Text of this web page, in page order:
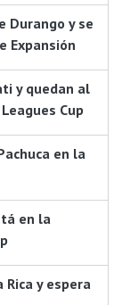
Durango y se
Expansión
y quedan al
Cup
en la
en la
Rica y espera